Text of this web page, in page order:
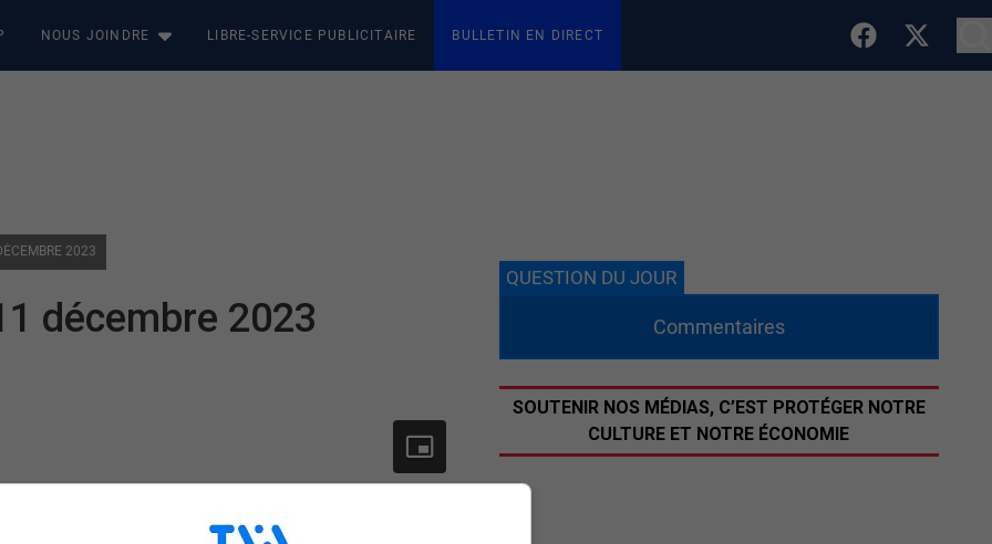
NOUS JOINDRE LIBRE-SERVICE PUBLICITAIRE BULLETIN EN DIRECT
2023
décembre 2023
QUESTION DU JOUR
Commentaires
SOUTENIR NOS MÉDIAS, C’EST PROTÉGER NOTRE
CULTURE ET NOTRE ÉCONOMIE